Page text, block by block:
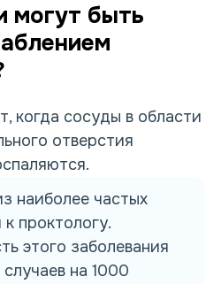
могут быть
когда сосуды в области
отверстия
наиболее частых
проктологу.
этого заболевания
на 1000